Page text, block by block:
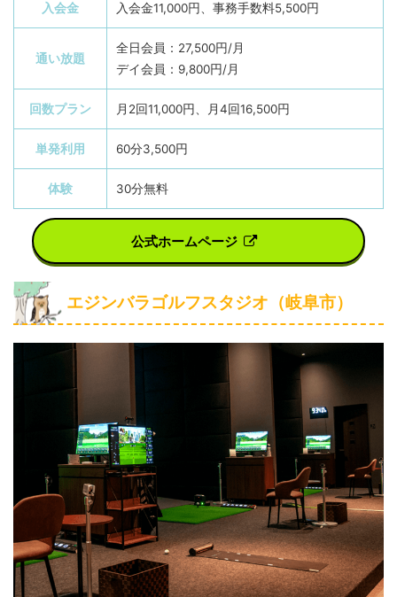
入会金 入会金11,000円、事務手数料5,500円
通い放題
全日会員：27,500円/月
デイ会員：9,800円/月
回数プラン 月2回11,000円、月4回16,500円
単発利用 60分3,500円
体験 30分無料
公式ホームページ
エジンバラゴルフスタジオ（岐阜市）